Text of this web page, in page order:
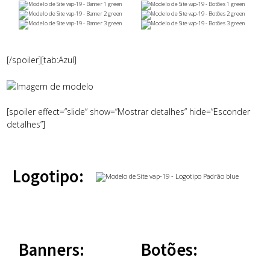
[/spoiler][tab:Azul]
[spoiler effect=”slide” show=”Mostrar detalhes” hide=”Esconder
detalhes”]
Logotipo:
Banners: Botões: